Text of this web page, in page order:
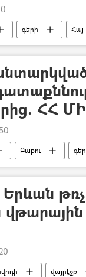
գերի
Բակո Սահակյան
ՀՀ
Բաքու
Ռուբեն
վայրէջք